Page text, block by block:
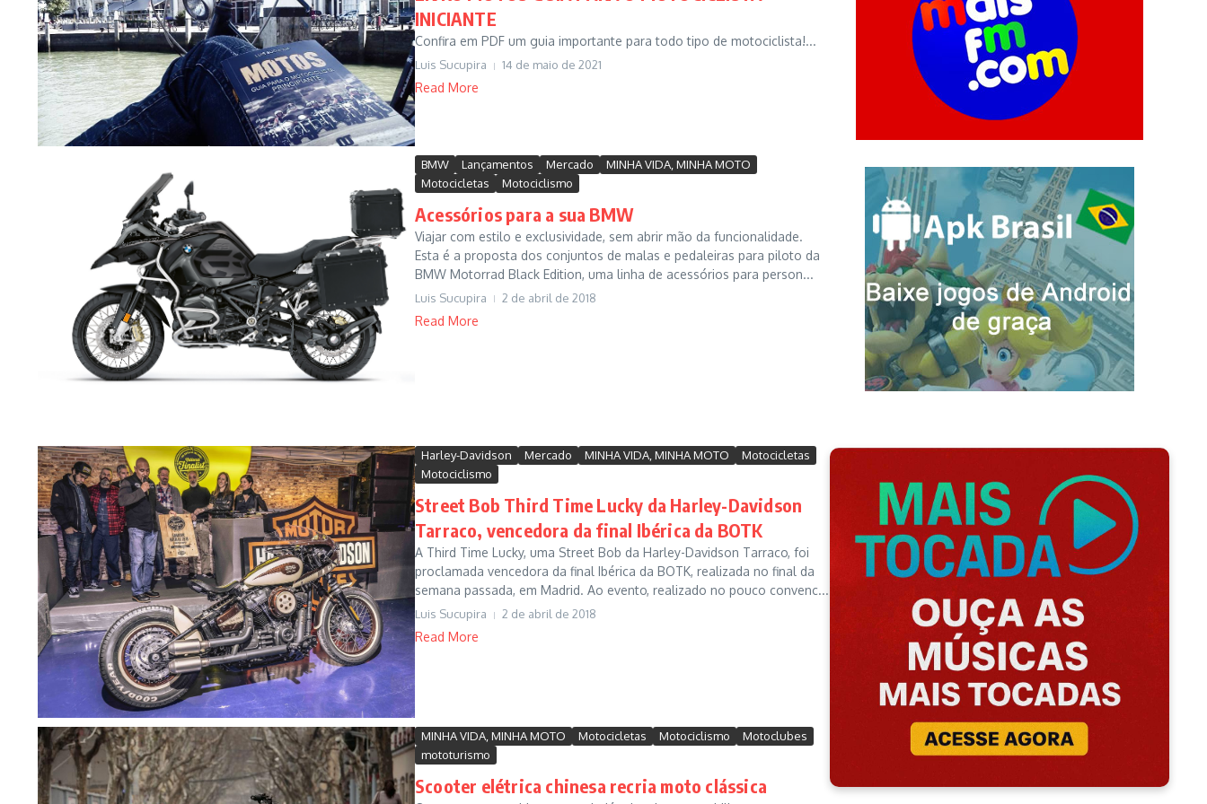
INICIANTE
Confira em PDF um guia importante para todo tipo de motociclista!...
Luis Sucupira 14 de maio de 2021
Read More
BMW Lançamentos Mercado
MINHA VIDA, MINHA MOTO
Motocicletas
Motociclismo
Acessórios para a sua BMW
Viajar com estilo e exclusividade, sem abrir mão da funcionalidade.
Esta é a proposta dos conjuntos de malas e pedaleiras para piloto da
BMW Motorrad Black Edition, uma linha de acessórios para person...
Luis Sucupira 2 de abril de 2018
Read More
Harley-Davidson Mercado MINHA VIDA, MINHA MOTO
Motocicletas
Motociclismo
Street Bob Third Time Lucky da Harley-Davidson
Tarraco, vencedora da final Ibérica da BOTK
A Third Time Lucky, uma Street Bob da Harley-Davidson Tarraco, foi
proclamada vencedora da final Ibérica da BOTK, realizada no final da
semana passada, em Madrid. Ao evento, realizado no pouco convenc...
Luis Sucupira 2 de abril de 2018
Read More
MINHA VIDA, MINHA MOTO Motocicletas Motociclismo
Motoclubes
mototurismo
Scooter elétrica chinesa recria moto clássica